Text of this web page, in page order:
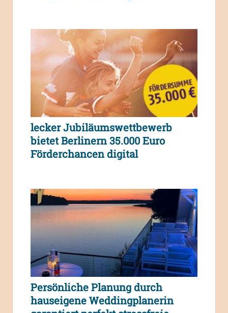
lecker Jubiläumswettbewerb
bietet Berlinern 35.000 Euro
Förderchancen digital
Persönliche Planung durch
hauseigene Weddingplanerin